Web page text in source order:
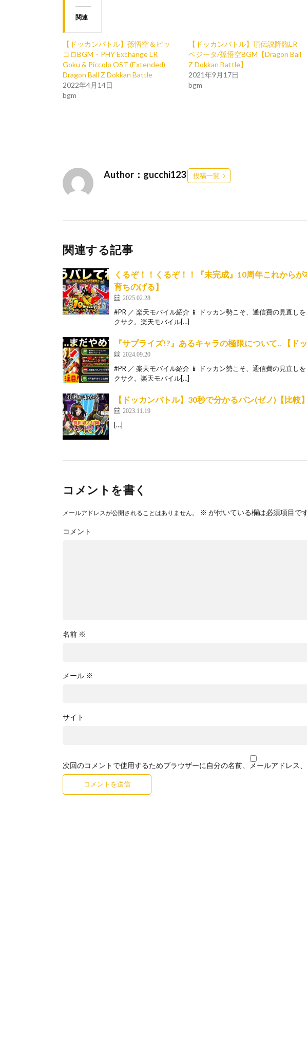
関連
【ドッカンバトル】孫悟空＆ピッ
コロBGM・PHY Exchange LR
Goku & Piccolo OST (Extended)
Dragon Ball Z Dokkan Battle
2022年4月14日
bgm
【ドッカンバトル】頂伝説降臨LR
ベジータ/孫悟空BGM【Dragon Ball
Z Dokkan Battle】
2021年9月17日
bgm
Author：gucchi123 投稿一覧
関連する記事
くるぞ！！くるぞ！！『未完成』10周年これから
育ちのげる】
2025.02.28
#PR ／ 楽天モバイル紹介 📱 ドッカン勢こそ、通信費の見直し
クサク。楽天モバイル[…]
『サプライズ!?』あるキャラの極限について.. 【ド
2024.09.20
#PR ／ 楽天モバイル紹介 📱 ドッカン勢こそ、通信費の見直し
クサク。楽天モバイル[…]
【ドッカンバトル】30秒で分かるパン(ゼノ)【比較】
2023.11.19
[…]
コメントを書く
メールアドレスが公開されることはありません。 ※ が付いている欄は必須項目で
コメント
名前 ※
メール ※
サイト
次回のコメントで使用するためブラウザーに自分の名前、メールアドレス、